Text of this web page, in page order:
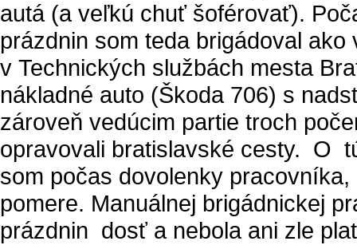
autá (a veľkú chuť šoférovať).
prázdnin som teda brigádoval
v Technických službách mesta
nákladné auto (Škoda 706) s
zároveň vedúcim partie troch
opravovali bratislavské cesty. O
som počas dovolenky
pomere. Manuálnej brigádnickej
prázdnin dosť a nebola ani zle